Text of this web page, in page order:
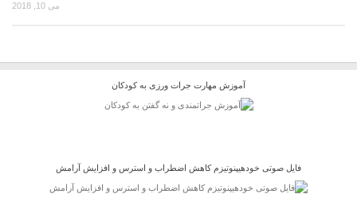
می 10, 2018
فایل صوتی خودهیپنوتیزم کاهش اضطراب و استرس و افزایش آرامش
آموزش مهارت جرات ورزی به کودکان